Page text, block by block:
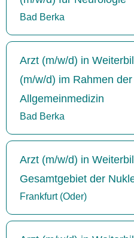
Bad Berka
Arzt (m/w/d) in
(m/w/d) im Rahmen
Allgemeinmedizin
Bad Berka
Arzt (m/w/d) in
Gesamtgebiet der
Frankfurt (Oder)